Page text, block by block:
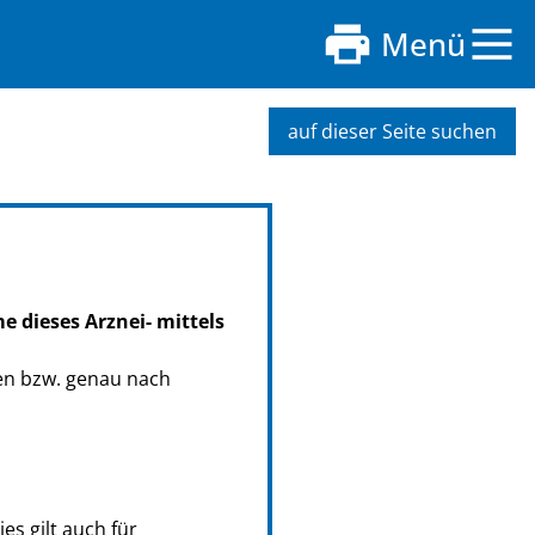
Menü
auf dieser Seite suchen
dieses Arznei- mittels
bzw. genau nach
gilt auch für